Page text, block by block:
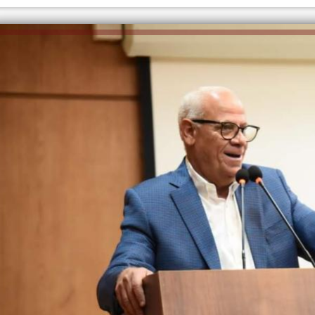
إلهام شرشر تكتب: «صلاح» ملك
المحبة.. رسول السلام والإنسانية
إلهام شرشر تكتب: دي مبقتش كورة..
دي سياسة